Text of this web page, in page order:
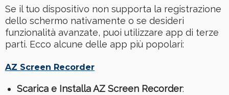
Se il tuo dispositivo non supporta la registrazione
dello schermo nativamente o se desideri
funzionalità avanzate, puoi utilizzare app di terze
parti. Ecco alcune delle app più popolari:
AZ Screen Recorder
Scarica e Installa AZ Screen Recorder: